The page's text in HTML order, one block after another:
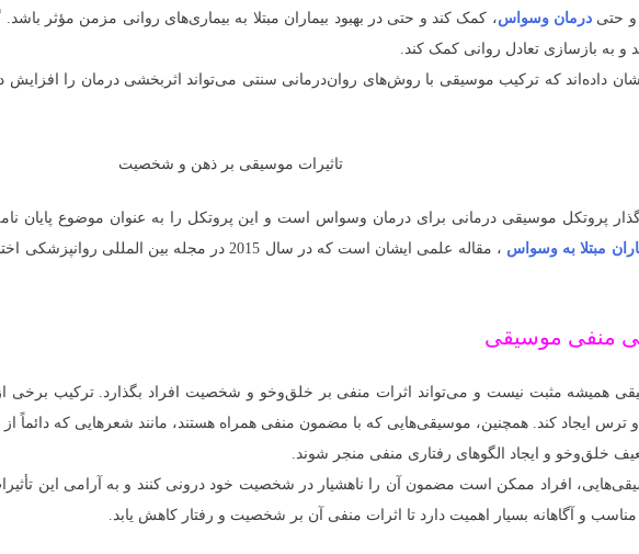
و حتی درمان وسواس، کمک کند و حتی در بهبود بیماران مبتلا به بیماری‌های روانی مزمن مؤثر
و به بازسازی تعادل روانی کمک کند.
داده‌اند که ترکیب موسیقی با روش‌های روان‌درمانی سنتی می‌تواند اثربخشی درمان را افزایش دهد
گذار پروتکل موسیقی درمانی برای درمان وسواس است و این پروتکل را به عنوان موضوع پایان
مبتلا به وسواس
منفی موسیقی
همیشه مثبت نیست و می‌تواند اثرات منفی بر خلق‌وخو و شخصیت افراد بگذارد. ترکیب برخی
ترس ایجاد کند. همچنین، موسیقی‌هایی که با مضمون منفی همراه هستند، مانند شعرهایی که دائماً
خلق‌وخو و ایجاد الگوهای رفتاری منفی منجر شوند.
افراد ممکن است مضمون آن را ناهشیار در شخصیت خود درونی کنند و به آرامی این
مناسب و آگاهانه بسیار اهمیت دارد تا اثرات منفی آن بر شخصیت و رفتار کاهش یابد.